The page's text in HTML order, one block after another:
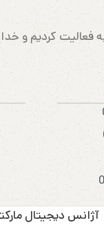
وارد کننده کتونی و پوشاک اورجینال در غرب کشور در
آژانس دیجیتال